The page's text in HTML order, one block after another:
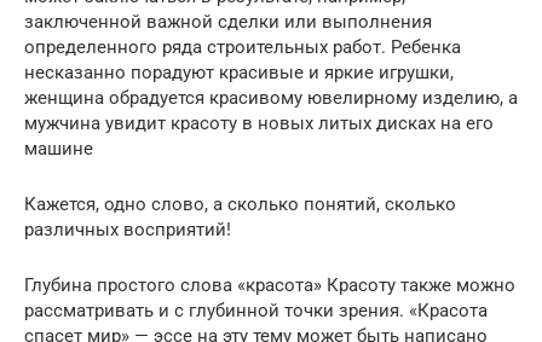
заключенной важной сделки или выполнения
определенного ряда строительных работ. Ребенка
несказанно порадуют красивые и яркие игрушки,
женщина обрадуется красивому ювелирному изделию, а
мужчина увидит красоту в новых литых дисках на его
машине
Кажется, одно слово, а сколько понятий, сколько
различных восприятий!
Глубина простого слова «красота» Красоту также можно
рассматривать и с глубинной точки зрения. «Красота
спасет мир» — эссе на эту тему может быть написано